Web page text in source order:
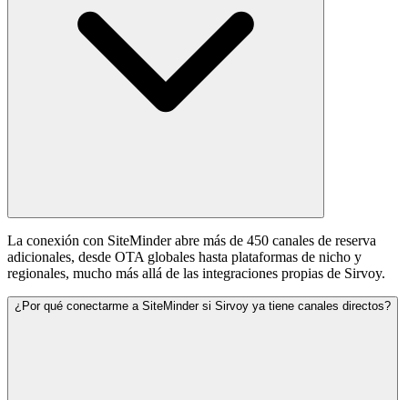
La conexión con SiteMinder abre más de 450 canales de reserva
adicionales, desde OTA globales hasta plataformas de nicho y
regionales, mucho más allá de las integraciones propias de Sirvoy.
¿Por qué conectarme a SiteMinder si Sirvoy ya tiene canales directos?